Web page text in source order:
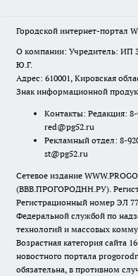
Городской интернет-портал
О компании: Учредитель: ИП
Ю.Г.
Адрес: 610001, Кировская
Знак информационной
Контакты: Редакция:
red@pg52.ru
Рекламный отдел: 8-
st@pg52.ru
Сетевое издание
(ВВВ.ПРОГОРОДНН.РУ).
Регистрационный номер ЭЛ
Федеральной службой по
технологий и массовых
Возрастная категория сайта
новостного портала
обязательна, в противном